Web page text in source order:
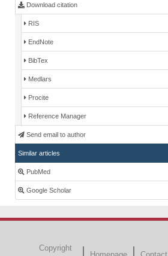
Download citation
RIS
EndNote
BibTex
Medlars
Procite
Reference Manager
Send email to author
Similar articles
PubMed
Google Scholar
Copyright